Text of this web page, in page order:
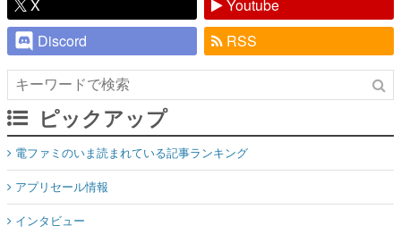
X
Youtube
Discord
RSS
ピックアップ
電ファミのいま読まれている記事ランキング
アプリセール情報
インタビュー